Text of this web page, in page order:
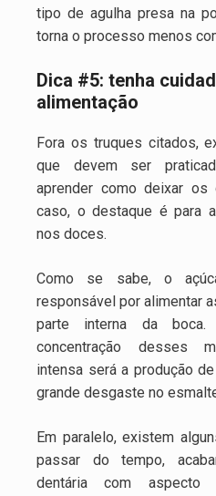
tipo de agulha presa na
torna o processo menos
Dica #5: tenha
alimentação
Fora os truques citados,
que devem ser
aprender como deixar os
caso, o destaque é para
nos doces.
Como se sabe, o
responsável por alimentar
parte interna da
concentração desses
intensa será a produção
grande desgaste no
Em paralelo, existem
passar do tempo,
dentária com aspecto